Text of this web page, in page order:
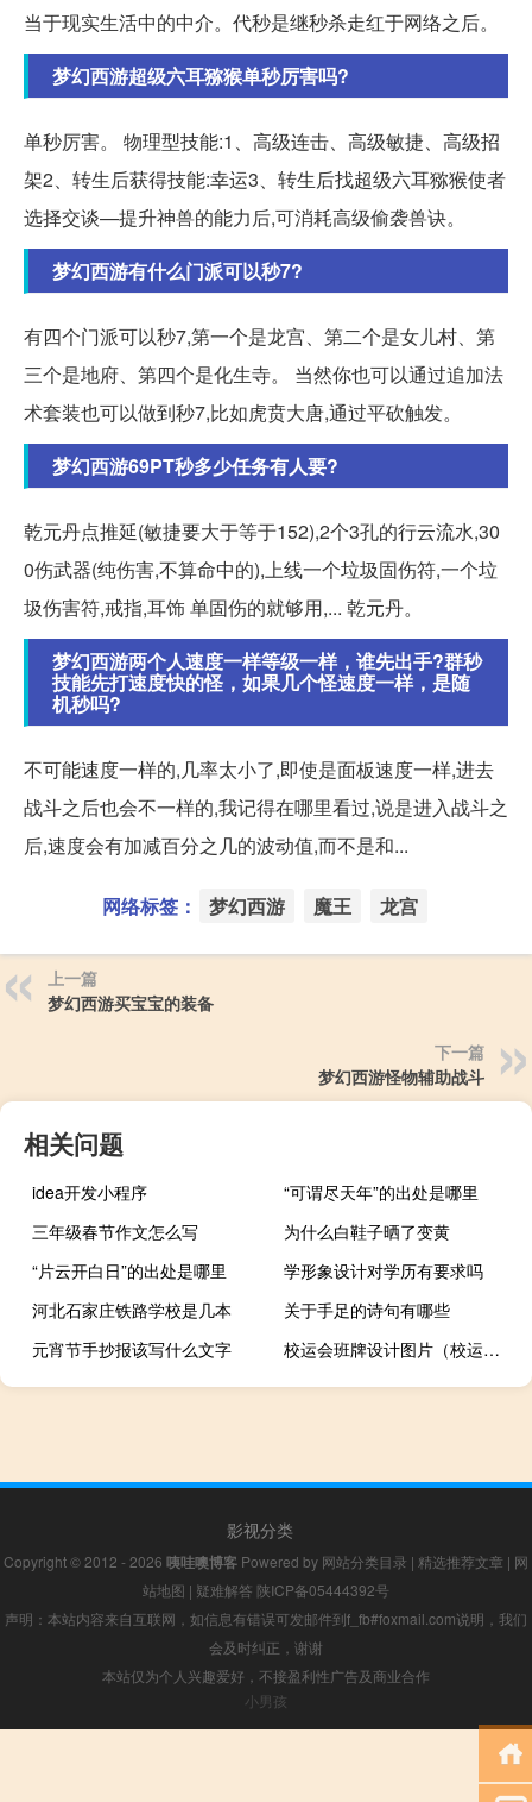
当于现实生活中的中介。代秒是继秒杀走红于网络之后。
梦幻西游超级六耳猕猴单秒厉害吗?
单秒厉害。 物理型技能:1、高级连击、高级敏捷、高级招
架2、转生后获得技能:幸运3、转生后找超级六耳猕猴使者
选择交谈—提升神兽的能力后,可消耗高级偷袭兽诀。
梦幻西游有什么门派可以秒7?
有四个门派可以秒7,第一个是龙宫、第二个是女儿村、第
三个是地府、第四个是化生寺。 当然你也可以通过追加法
术套装也可以做到秒7,比如虎贲大唐,通过平砍触发。
梦幻西游69PT秒多少任务有人要?
乾元丹点推延(敏捷要大于等于152),2个3孔的行云流水,30
0伤武器(纯伤害,不算命中的),上线一个垃圾固伤符,一个垃
圾伤害符,戒指,耳饰 单固伤的就够用,... 乾元丹。
梦幻西游两个人速度一样等级一样，谁先出手?群秒
技能先打速度快的怪，如果几个怪速度一样，是随
机秒吗?
不可能速度一样的,几率太小了,即使是面板速度一样,进去
战斗之后也会不一样的,我记得在哪里看过,说是进入战斗之
后,速度会有加减百分之几的波动值,而不是和...
网络标签： 梦幻西游 魔王 龙宫
上一篇
梦幻西游买宝宝的装备
下一篇
梦幻西游怪物辅助战斗
相关问题
idea开发小程序
“可谓尽天年”的出处是哪里
三年级春节作文怎么写
为什么白鞋子晒了变黄
“片云开白日”的出处是哪里
学形象设计对学历有要求吗
河北石家庄铁路学校是几本
关于手足的诗句有哪些
元宵节手抄报该写什么文字
校运会班牌设计图片（校运会班牌）
影视分类
Copyright © 2012 - 2026 咦哇噢博客 Powered by 网站分类目录 | 精选推荐文章 | 网
站地图 | 疑难解答 陕ICP备05444392号
声明：本站内容来自互联网，如信息有错误可发邮件到f_fb#foxmail.com说明，我们
会及时纠正，谢谢
本站仅为个人兴趣爱好，不接盈利性广告及商业合作
小男孩